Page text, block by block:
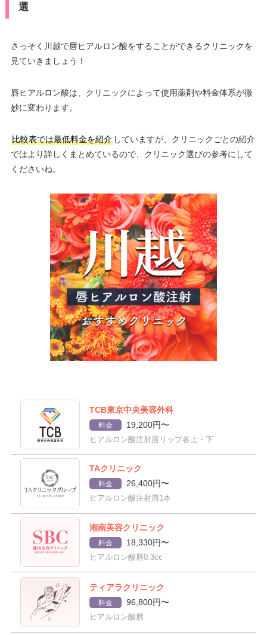
選
さっそく川越で唇ヒアルロン酸をすることができるクリニックを
見ていきましょう！
唇ヒアルロン酸は、クリニックによって使用薬剤や料金体系が微
妙に変わります。
比較表では最低料金を紹介していますが、クリニックごとの紹介
ではより詳しくまとめているので、クリニック選びの参考にして
くださいね。
TCB東京中央美容外科
料金 19,200円〜
ヒアルロン酸注射唇リップ各上・下
TAクリニック
料金 26,400円〜
ヒアルロン酸注射唇1本
湘南美容クリニック
料金 18,330円〜
ヒアルロン酸唇0.3cc
ティアラクリニック
料金 96,800円〜
ヒアルロン酸唇